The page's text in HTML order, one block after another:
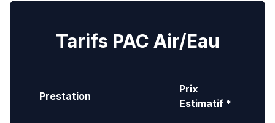
Tarifs PAC Air/Eau
Prestation
Prix
Estimatif *